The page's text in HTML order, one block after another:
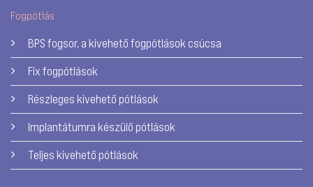
Fogpótlás
BPS fogsor, a kivehető fogpótlások csúcsa
Fix fogpótlások
Részleges kivehető pótlások
Implantátumra készülő pótlások
Teljes kivehető pótlások